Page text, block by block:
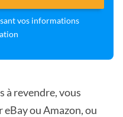
vos informations
à revendre, vous
ou Amazon, ou